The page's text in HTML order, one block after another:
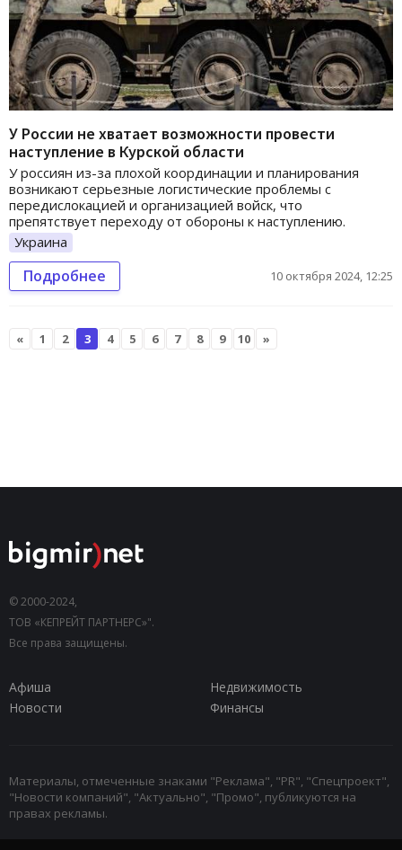
У России не хватает возможности провести
наступление в Курской области
У россиян из-за плохой координации и планирования
возникают серьезные логистические проблемы с
передислокацией и организацией войск, что
препятствует переходу от обороны к наступлению.
Украина
Подробнее 10 октября 2024, 12:25
« 1 2 3 4 5 6 7 8 9 10 »
© 2000-2024,
ТОВ «КЕПРЕЙТ ПАРТНЕРС»".
Все права защищены.
Афиша
Недвижимость
Новости
Финансы
Материалы, отмеченные знаками "Реклама", "PR", "Спецпроект",
"Новости компаний", "Актуально", "Промо", публикуются на
правах рекламы.